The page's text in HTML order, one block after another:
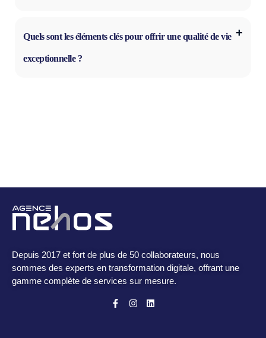
Quels sont les éléments clés pour offrir une qualité de vie
exceptionnelle ?
Depuis 2017 et fort de plus de 50 collaborateurs, nous
sommes des experts en transformation digitale, offrant une
gamme complète de services sur mesure.